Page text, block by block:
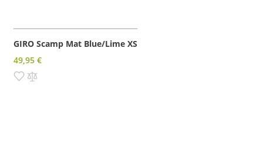
GIRO Scamp Mat Blue/Lime XS
49,95 €
Pridať do zoznamu prianí